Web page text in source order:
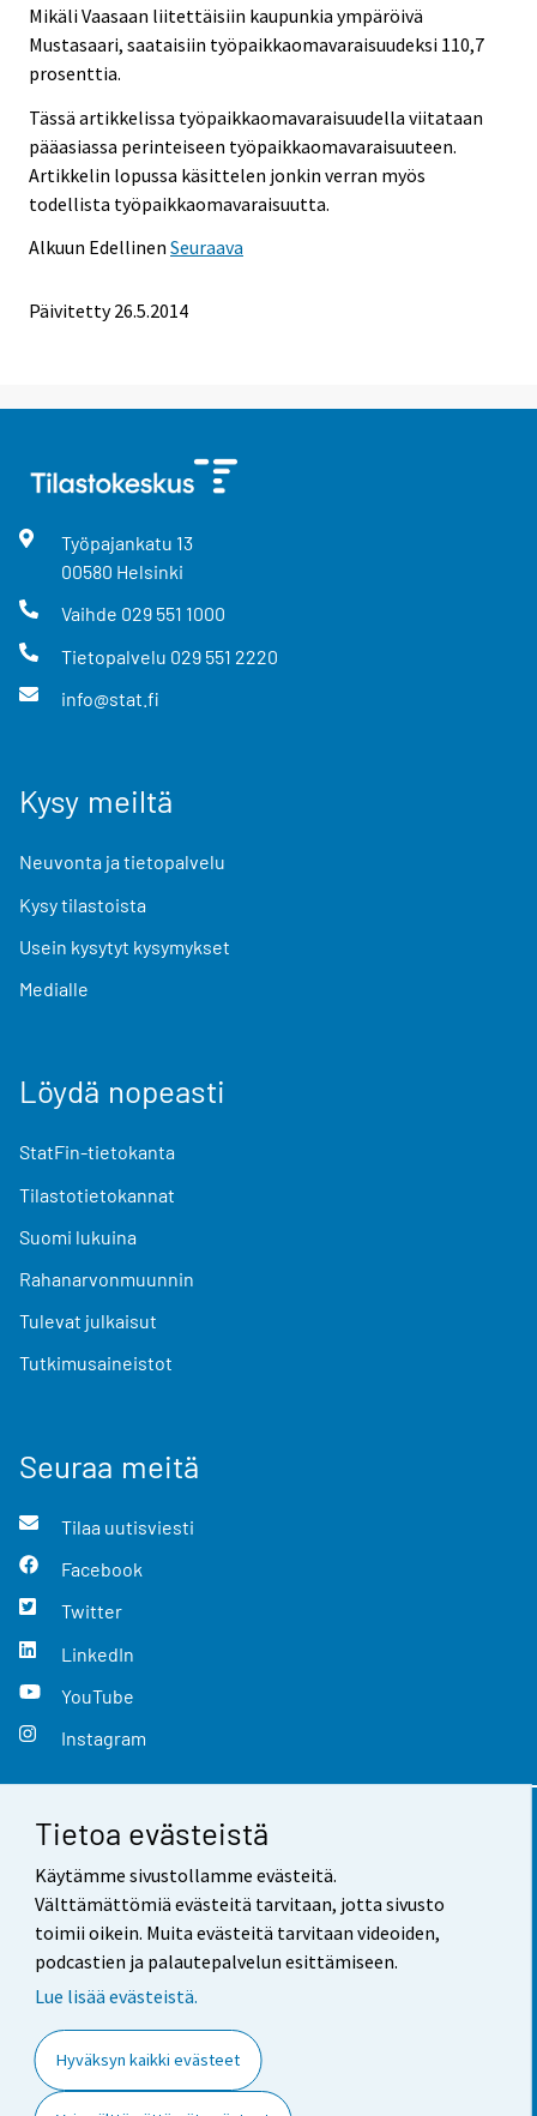
Tietoa evästeistä
Käytämme sivustollamme evästeitä.
Välttämättömiä evästeitä tarvitaan, jotta sivusto
toimii oikein. Muita evästeitä tarvitaan videoiden,
podcastien ja palautepalvelun esittämiseen.
Lue lisää evästeistä.
Hyväksyn kaikki evästeet
Mikäli Vaasaan liitettäisiin kaupunkia ympäröivä
Mustasaari, saataisiin työpaikkaomavaraisuudeksi 110,7
prosenttia.
Tässä artikkelissa työpaikkaomavaraisuudella viitataan
pääasiassa perinteiseen työpaikkaomavaraisuuteen.
Artikkelin lopussa käsittelen jonkin verran myös
todellista työpaikkaomavaraisuutta.
Alkuun Edellinen Seuraava
Päivitetty 26.5.2014
Työpajankatu 13
00580 Helsinki
Vaihde 029 551 1000
Tietopalvelu 029 551 2220
info@stat.fi
Kysy meiltä
Neuvonta ja tietopalvelu
Kysy tilastoista
Usein kysytyt kysymykset
Medialle
Löydä nopeasti
StatFin-tietokanta
Tilastotietokannat
Suomi lukuina
Rahanarvonmuunnin
Tulevat julkaisut
Tutkimusaineistot
Seuraa meitä
Tilaa uutisviesti
Facebook
Twitter
LinkedIn
YouTube
Instagram
Yhteystiedot
Palaute
Käyttöehdot
Saavutettavuus
Tietoa sivustosta